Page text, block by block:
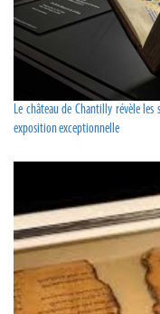
Le château de Chantilly révèle
exposition exceptionnelle